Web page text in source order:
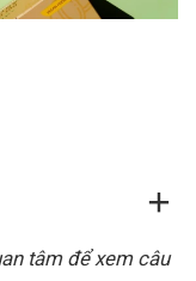
tâm để xem câu